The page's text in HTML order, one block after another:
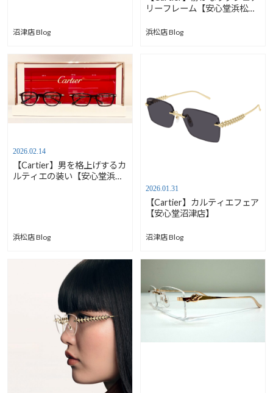
沼津店 Blog
リーフレーム【安心堂浜松
浜松店 Blog
2026.02.14
【Cartier】男を格上げするカ
ルティエの装い【安心堂浜松
浜松店 Blog
2026.01.31
【Cartier】カルティエフェア
【安心堂沼津店】
沼津店 Blog